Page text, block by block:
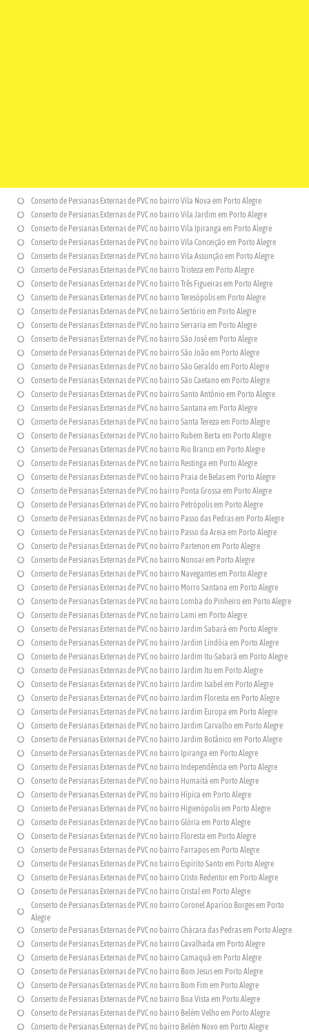
Conserto de Persianas Externas de PVC no bairro Vila Nova em Porto Alegre
Conserto de Persianas Externas de PVC no bairro Vila Jardim em Porto Alegre
Conserto de Persianas Externas de PVC no bairro Vila Ipiranga em Porto Alegre
Conserto de Persianas Externas de PVC no bairro Vila Conceição em Porto Alegre
Conserto de Persianas Externas de PVC no bairro Vila Assunção em Porto Alegre
Conserto de Persianas Externas de PVC no bairro Tristeza em Porto Alegre
Conserto de Persianas Externas de PVC no bairro Três Figueiras em Porto Alegre
Conserto de Persianas Externas de PVC no bairro Teresópolis em Porto Alegre
Conserto de Persianas Externas de PVC no bairro Sertório em Porto Alegre
Conserto de Persianas Externas de PVC no bairro Serraria em Porto Alegre
Conserto de Persianas Externas de PVC no bairro São José em Porto Alegre
Conserto de Persianas Externas de PVC no bairro São João em Porto Alegre
Conserto de Persianas Externas de PVC no bairro São Geraldo em Porto Alegre
Conserto de Persianas Externas de PVC no bairro São Caetano em Porto Alegre
Conserto de Persianas Externas de PVC no bairro Santo Antônio em Porto Alegre
Conserto de Persianas Externas de PVC no bairro Santana em Porto Alegre
Conserto de Persianas Externas de PVC no bairro Santa Tereza em Porto Alegre
Conserto de Persianas Externas de PVC no bairro Rubem Berta em Porto Alegre
Conserto de Persianas Externas de PVC no bairro Rio Branco em Porto Alegre
Conserto de Persianas Externas de PVC no bairro Restinga em Porto Alegre
Conserto de Persianas Externas de PVC no bairro Praia de Belas em Porto Alegre
Conserto de Persianas Externas de PVC no bairro Ponta Grossa em Porto Alegre
Conserto de Persianas Externas de PVC no bairro Petrópolis em Porto Alegre
Conserto de Persianas Externas de PVC no bairro Passo das Pedras em Porto Alegre
Conserto de Persianas Externas de PVC no bairro Passo da Areia em Porto Alegre
Conserto de Persianas Externas de PVC no bairro Partenon em Porto Alegre
Conserto de Persianas Externas de PVC no bairro Nonoai em Porto Alegre
Conserto de Persianas Externas de PVC no bairro Navegantes em Porto Alegre
Conserto de Persianas Externas de PVC no bairro Morro Santana em Porto Alegre
Conserto de Persianas Externas de PVC no bairro Lomba do Pinheiro em Porto Alegre
Conserto de Persianas Externas de PVC no bairro Lami em Porto Alegre
Conserto de Persianas Externas de PVC no bairro Jardim Sabará em Porto Alegre
Conserto de Persianas Externas de PVC no bairro Jardim Lindóia em Porto Alegre
Conserto de Persianas Externas de PVC no bairro Jardim Itu-Sabará em Porto Alegre
Conserto de Persianas Externas de PVC no bairro Jardim Itu em Porto Alegre
Conserto de Persianas Externas de PVC no bairro Jardim Isabel em Porto Alegre
Conserto de Persianas Externas de PVC no bairro Jardim Floresta em Porto Alegre
Conserto de Persianas Externas de PVC no bairro Jardim Europa em Porto Alegre
Conserto de Persianas Externas de PVC no bairro Jardim Carvalho em Porto Alegre
Conserto de Persianas Externas de PVC no bairro Jardim Botânico em Porto Alegre
Conserto de Persianas Externas de PVC no bairro Ipiranga em Porto Alegre
Conserto de Persianas Externas de PVC no bairro Independência em Porto Alegre
Conserto de Persianas Externas de PVC no bairro Humaitá em Porto Alegre
Conserto de Persianas Externas de PVC no bairro Hípica em Porto Alegre
Conserto de Persianas Externas de PVC no bairro Higienópolis em Porto Alegre
Conserto de Persianas Externas de PVC no bairro Glória em Porto Alegre
Conserto de Persianas Externas de PVC no bairro Floresta em Porto Alegre
Conserto de Persianas Externas de PVC no bairro Farrapos em Porto Alegre
Conserto de Persianas Externas de PVC no bairro Espírito Santo em Porto Alegre
Conserto de Persianas Externas de PVC no bairro Cristo Redentor em Porto Alegre
Conserto de Persianas Externas de PVC no bairro Cristal em Porto Alegre
Conserto de Persianas Externas de PVC no bairro Coronel Aparício Borges em Porto
Alegre
Conserto de Persianas Externas de PVC no bairro Chácara das Pedras em Porto Alegre
Conserto de Persianas Externas de PVC no bairro Cavalhada em Porto Alegre
Conserto de Persianas Externas de PVC no bairro Camaquã em Porto Alegre
Conserto de Persianas Externas de PVC no bairro Bom Jesus em Porto Alegre
Conserto de Persianas Externas de PVC no bairro Bom Fim em Porto Alegre
Conserto de Persianas Externas de PVC no bairro Boa Vista em Porto Alegre
Conserto de Persianas Externas de PVC no bairro Belém Velho em Porto Alegre
Conserto de Persianas Externas de PVC no bairro Belém Novo em Porto Alegre